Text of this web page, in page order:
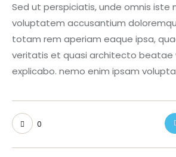
Sed ut perspiciatis, unde omnis iste
voluptatem accusantium
totam rem aperiam eaque ipsa,
veritatis et quasi architecto beatae
explicabo. nemo enim ipsam
0